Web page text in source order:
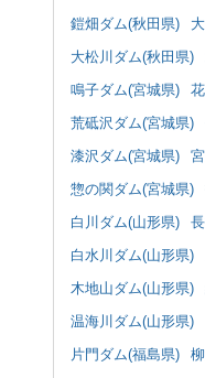
鎧畑ダム(秋田県)
大松川ダム(秋田県)
鳴子ダム(宮城県)
荒砥沢ダム(宮城県)
漆沢ダム(宮城県)
惣の関ダム(宮城県)
白川ダム(山形県)
白水川ダム(山形県)
木地山ダム(山形県)
温海川ダム(山形県)
片門ダム(福島県)